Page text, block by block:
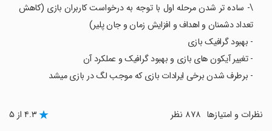
\- ساده تر شدن مرحله اول با توجه به درخواست کاربران بازی (کاهش
تعداد دشمنان و اهداف و افزایش زمان و جان پلیر)
- بهبود گرافیک بازی
- تغییر آیکون های بازی و بهبود گرافیک و عملکرد آن
- برطرف شدن برخی ایرادات بازی که موجب لگ در بازی میشد
نظرات و امتیازها ۴.۳ از ۵